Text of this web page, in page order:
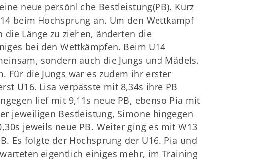
neue persönliche Bestleistung(PB). Kurz
beim Hochsprung an. Um den Wettkampf
die Länge zu ziehen, änderten die
bei den Wettkämpfen. Beim U14
sondern auch die Jungs und Mädels.
Für die Jungs war es zudem ihr erster
U16. Lisa verpasste mit 8,34s ihre PB
lief mit 9,11s neue PB, ebenso Pia mit
jeweiligen Bestleistung, Simone hingegen
jeweils neue PB. Weiter ging es mit W13
Es folgte der Hochsprung der U16. Pia und
eigentlich einiges mehr, im Training